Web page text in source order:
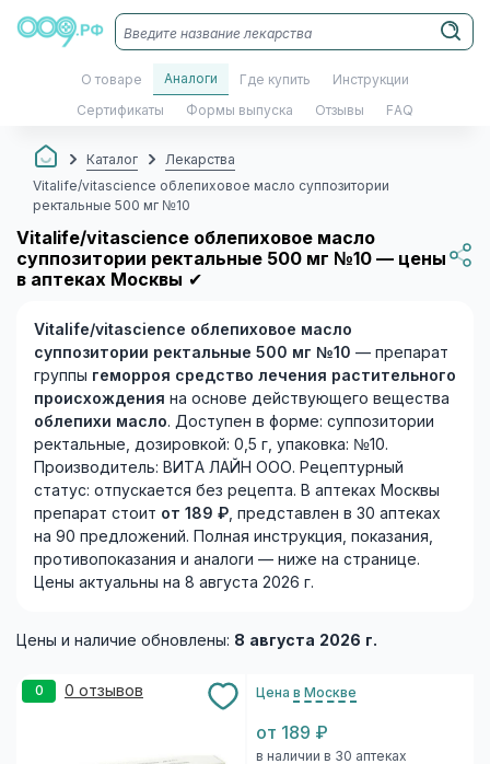
О товаре Аналоги Где купить Инструкции
Сертификаты Формы выпуска Отзывы FAQ
Каталог
Лекарства
Vitalife/vitascience облепиховое масло суппозитории
ректальные 500 мг №10
Vitalife/vitascience облепиховое масло
суппозитории ректальные 500 мг №10 — цены
в аптеках Москвы ✔
Vitalife/vitascience облепиховое масло
суппозитории ректальные 500 мг №10 — препарат
группы геморроя средство лечения растительного
происхождения на основе действующего вещества
облепихи масло. Доступен в форме: суппозитории
ректальные, дозировкой: 0,5 г, упаковка: №10.
Производитель: ВИТА ЛАЙН ООО. Рецептурный
статус: отпускается без рецепта. В аптеках Москвы
препарат стоит от 189 ₽, представлен в 30 аптеках
на 90 предложений. Полная инструкция, показания,
противопоказания и аналоги — ниже на странице.
Цены актуальны на 8 августа 2026 г.
Цены и наличие обновлены: 8 августа 2026 г.
0 0 отзывов Цена в Москве
от 189 ₽
в наличии в 30 аптеках